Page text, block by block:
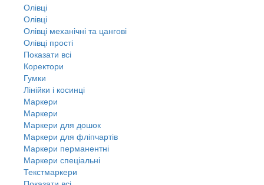
Олівці
Олівці
Олівці механічні та цангові
Олівці прості
Показати всі
Коректори
Гумки
Лінійки і косинці
Маркери
Маркери
Маркери для дошок
Маркери для фліпчартів
Маркери перманентні
Маркери спеціальні
Текстмаркери